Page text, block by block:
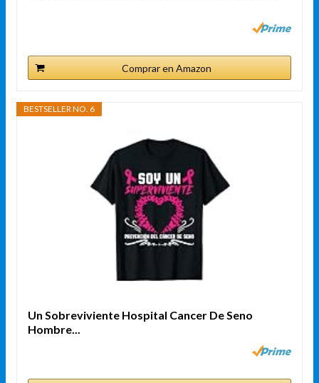
Comprar en Amazon
BESTSELLER NO. 6
Un Sobreviviente Hospital Cancer De Seno
Hombre...